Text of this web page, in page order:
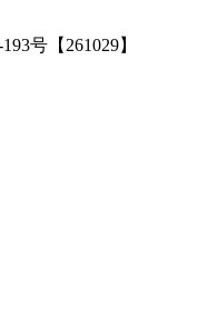
号【261029】